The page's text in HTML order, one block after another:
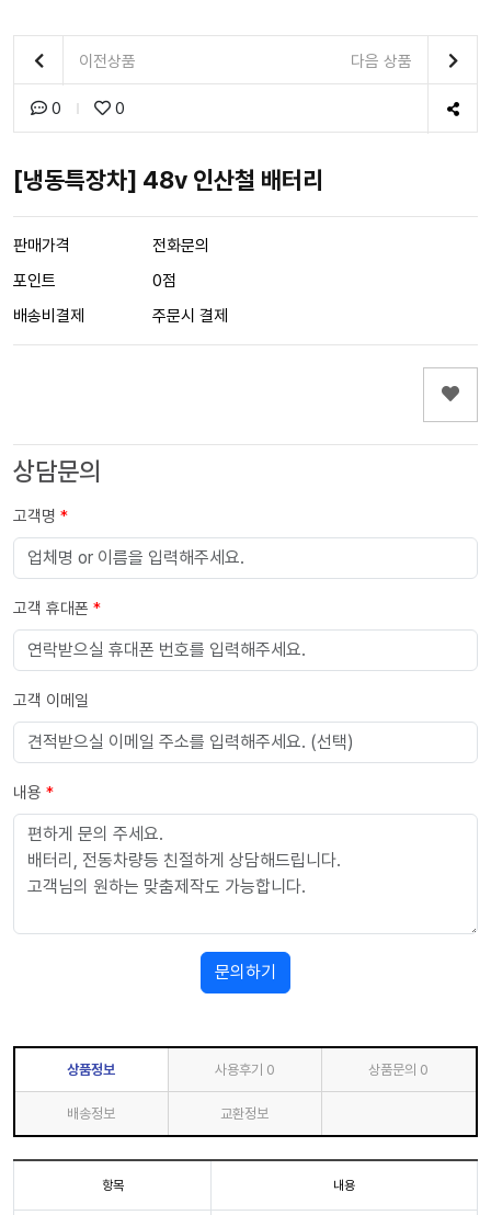
이전상품 다음 상품
0 0
[냉동특장차] 48v 인산철 배터리
판매가격
전화문의
포인트
0점
배송비결제
주문시 결제
상담문의
고객명 *
고객 휴대폰 *
고객 이메일
내용 *
문의하기
상품정보 사용후기 0 상품문의 0
배송정보 교환정보
항목 내용